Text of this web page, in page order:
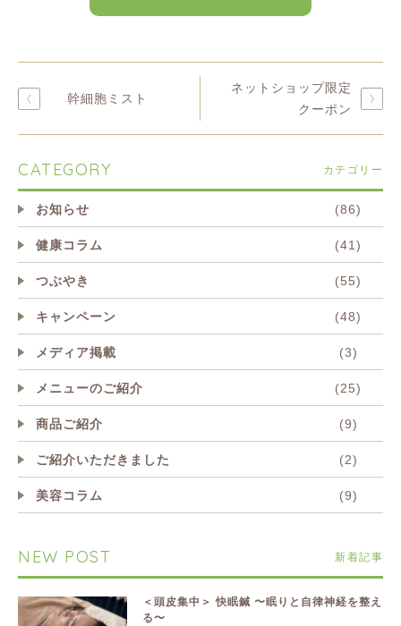
幹細胞ミスト
ネットショップ限定
クーポン
CATEGORY カテゴリー
お知らせ (86)
健康コラム (41)
つぶやき (55)
キャンペーン (48)
メディア掲載 (3)
メニューのご紹介 (25)
商品ご紹介 (9)
ご紹介いただきました (2)
美容コラム (9)
NEW POST 新着記事
＜頭皮集中＞ 快眠鍼 〜眠りと自律神経を整え
る〜